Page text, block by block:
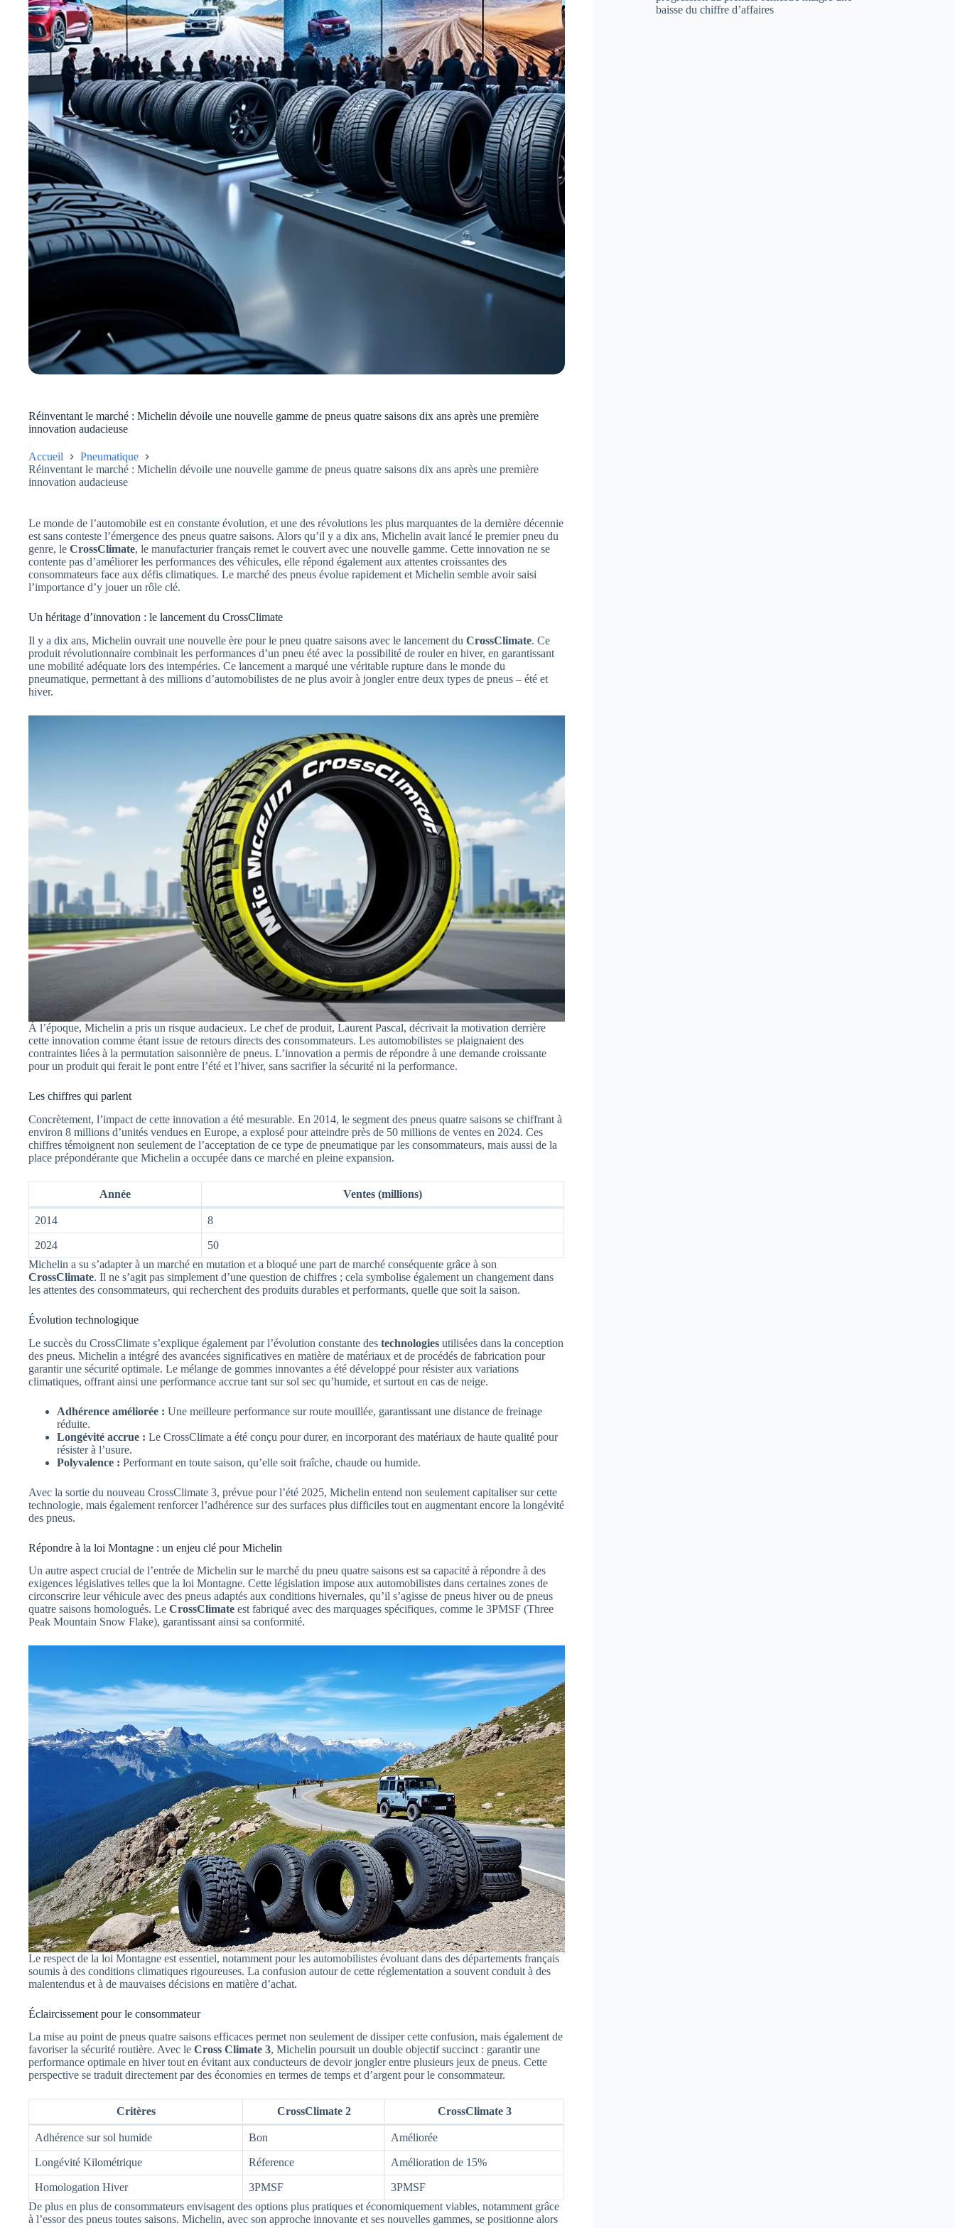
Réinventant le marché : Michelin dévoile une nouvelle gamme de pneus quatre saisons dix ans après une première
innovation audacieuse
Accueil
Pneumatique
Réinventant le marché : Michelin dévoile une nouvelle gamme de pneus quatre saisons dix ans après une première
innovation audacieuse
Le monde de l’automobile est en constante évolution, et une des révolutions les plus marquantes de la dernière décennie
est sans conteste l’émergence des pneus quatre saisons. Alors qu’il y a dix ans, Michelin avait lancé le premier pneu du
genre, le CrossClimate, le manufacturier français remet le couvert avec une nouvelle gamme. Cette innovation ne se
contente pas d’améliorer les performances des véhicules, elle répond également aux attentes croissantes des
consommateurs face aux défis climatiques. Le marché des pneus évolue rapidement et Michelin semble avoir saisi
l’importance d’y jouer un rôle clé.
Un héritage d’innovation : le lancement du CrossClimate
Il y a dix ans, Michelin ouvrait une nouvelle ère pour le pneu quatre saisons avec le lancement du CrossClimate. Ce
produit révolutionnaire combinait les performances d’un pneu été avec la possibilité de rouler en hiver, en garantissant
une mobilité adéquate lors des intempéries. Ce lancement a marqué une véritable rupture dans le monde du
pneumatique, permettant à des millions d’automobilistes de ne plus avoir à jongler entre deux types de pneus – été et
hiver.
À l’époque, Michelin a pris un risque audacieux. Le chef de produit, Laurent Pascal, décrivait la motivation derrière
cette innovation comme étant issue de retours directs des consommateurs. Les automobilistes se plaignaient des
contraintes liées à la permutation saisonnière de pneus. L’innovation a permis de répondre à une demande croissante
pour un produit qui ferait le pont entre l’été et l’hiver, sans sacrifier la sécurité ni la performance.
Les chiffres qui parlent
Concrètement, l’impact de cette innovation a été mesurable. En 2014, le segment des pneus quatre saisons se chiffrant à
environ 8 millions d’unités vendues en Europe, a explosé pour atteindre près de 50 millions de ventes en 2024. Ces
chiffres témoignent non seulement de l’acceptation de ce type de pneumatique par les consommateurs, mais aussi de la
place prépondérante que Michelin a occupée dans ce marché en pleine expansion.
Année Ventes (millions)
2014 8
2024
50
Michelin a su s’adapter à un marché en mutation et a bloqué une part de marché conséquente grâce à son
CrossClimate. Il ne s’agit pas simplement d’une question de chiffres ; cela symbolise également un changement dans
les attentes des consommateurs, qui recherchent des produits durables et performants, quelle que soit la saison.
Évolution technologique
Le succès du CrossClimate s’explique également par l’évolution constante des technologies utilisées dans la conception
des pneus. Michelin a intégré des avancées significatives en matière de matériaux et de procédés de fabrication pour
garantir une sécurité optimale. Le mélange de gommes innovantes a été développé pour résister aux variations
climatiques, offrant ainsi une performance accrue tant sur sol sec qu’humide, et surtout en cas de neige.
Adhérence améliorée : Une meilleure performance sur route mouillée, garantissant une distance de freinage
réduite.
Longévité accrue : Le CrossClimate a été conçu pour durer, en incorporant des matériaux de haute qualité pour
résister à l’usure.
Polyvalence : Performant en toute saison, qu’elle soit fraîche, chaude ou humide.
Avec la sortie du nouveau CrossClimate 3, prévue pour l’été 2025, Michelin entend non seulement capitaliser sur cette
technologie, mais également renforcer l’adhérence sur des surfaces plus difficiles tout en augmentant encore la longévité
des pneus.
Répondre à la loi Montagne : un enjeu clé pour Michelin
Un autre aspect crucial de l’entrée de Michelin sur le marché du pneu quatre saisons est sa capacité à répondre à des
exigences législatives telles que la loi Montagne. Cette législation impose aux automobilistes dans certaines zones de
circonscrire leur véhicule avec des pneus adaptés aux conditions hivernales, qu’il s’agisse de pneus hiver ou de pneus
quatre saisons homologués. Le CrossClimate est fabriqué avec des marquages spécifiques, comme le 3PMSF (Three
Peak Mountain Snow Flake), garantissant ainsi sa conformité.
Le respect de la loi Montagne est essentiel, notamment pour les automobilistes évoluant dans des départements français
soumis à des conditions climatiques rigoureuses. La confusion autour de cette réglementation a souvent conduit à des
malentendus et à de mauvaises décisions en matière d’achat.
Éclaircissement pour le consommateur
La mise au point de pneus quatre saisons efficaces permet non seulement de dissiper cette confusion, mais également de
favoriser la sécurité routière. Avec le Cross Climate 3, Michelin poursuit un double objectif succinct : garantir une
performance optimale en hiver tout en évitant aux conducteurs de devoir jongler entre plusieurs jeux de pneus. Cette
perspective se traduit directement par des économies en termes de temps et d’argent pour le consommateur.
Critères CrossClimate 2 CrossClimate 3
Adhérence sur sol humide Bon Améliorée
Longévité Kilométrique Réference Amélioration de 15%
Homologation Hiver 3PMSF
3PMSF
De plus en plus de consommateurs envisagent des options plus pratiques et économiquement viables, notamment grâce
à l’essor des pneus toutes saisons. Michelin, avec son approche innovante et ses nouvelles gammes, se positionne alors
baisse du chiffre d’affaires